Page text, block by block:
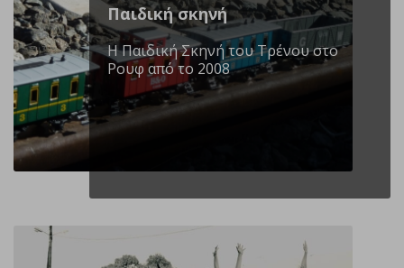
Παιδική σκηνή
Η Παιδική Σκηνή του Τρένου στο
Ρουφ από το 2008